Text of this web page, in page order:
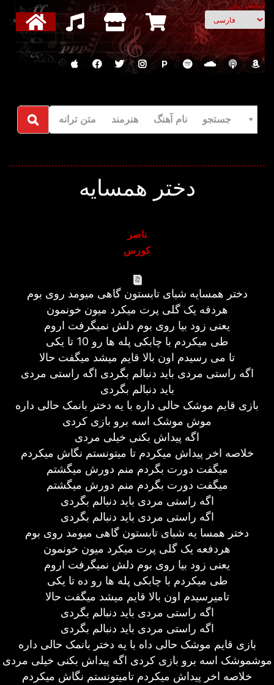
انتخاب زبان
P
جستجو نام آهنگ هنرمند متن ترانه
دختر همسایه
ناصر
کورس
دختر همسایه شبای تابستون گاهی میومد روی بوم
هردفه یک گلی پرت میکرد میون خونمون
یعنی زود بیا روی بوم دلش نمیگرفت اروم
طی میکردم با چابکی پله ها رو 10 تا یکی
تا می رسیدم اون بالا قایم میشد میگفت حالا
اگه راستی مردی باید دنبالم بگردی اگه راستی مردی
باید دنبالم بگردی
بازی قایم موشک حالی داره با یه دختر بانمک حالی داره
موش موشک اسه برو بازی کردی
اگه پیداش بکنی خیلی مردی
خلاصه اخر پیداش میکردم تا میتونستم نگاش میکردم
میگفت دورت بگردم منم دورش میگشتم
میگفت دورت بگردم منم دورش میگشتم
اگه راستی مردی باید دنبالم بگردی
اگه راستی مردی باید دنبالم بگردی
دختر همسا یه شبای تابستون گاهی میومد روی بوم
هردفعه یک گلی پرت میکرد میون خونمون
یعنی زود بیا روی بوم دلش نمیگرفت اروم
طی میکردم با چابکی پله ها رو ده تا یکی
تامیرسیدم اون بالا قایم میشد میگفت حالا
اگه راستی مردی باید دنبالم بگردی
اگه راستی مردی باید دنبالم بگردی
بازی قایم موشک حالی داه با یه دختر بانمک حالی داره
موشموشک اسه برو بازی کردی اگه پیداش بکنی خیلی مردی
خلاصه اخر پیداش میکردم تامیتونستم نگاش میکردم